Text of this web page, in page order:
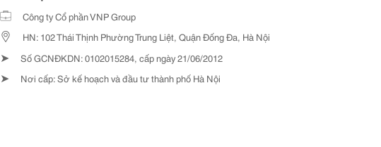
Công ty Cổ phần VNP Group
HN: 102 Thái Thịnh Phường Trung Liệt, Quận Đống Đa, Hà Nội
➤ Số GCNĐKDN: 0102015284, cấp ngày 21/06/2012
➤ Nơi cấp: Sở kế hoạch và đầu tư thành phố Hà Nội